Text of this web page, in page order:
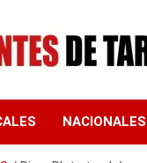
NACIONALES